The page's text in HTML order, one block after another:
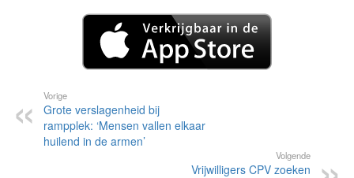
Vorige
Grote verslagenheid bij
rampplek: ‘Mensen vallen elkaar
huilend in de armen’
Volgende
Vrijwilligers CPV zoeken